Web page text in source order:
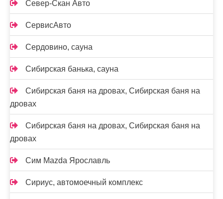
Север-Скан Авто
СервисАвто
Сердовино, сауна
Сибирская банька, сауна
Сибирская баня на дровах, Сибирская баня на
дровах
Сибирская баня на дровах, Сибирская баня на
дровах
Сим Mazda Ярославль
Сириус, автомоечный комплекс